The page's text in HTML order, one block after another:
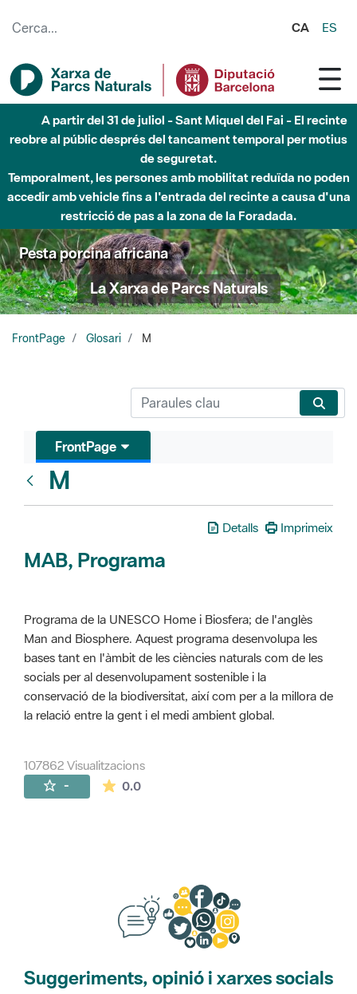
CA ES
A partir del 31 de juliol - Sant Miquel del Fai - El recinte
reobre al públic després del tancament temporal per motius
de seguretat.
Temporalment, les persones amb mobilitat reduïda no poden
accedir amb vehicle fins a l'entrada del recinte a causa d'una
restricció de pas a la zona de la Foradada.
Pesta porcina africana
La Xarxa de Parcs Naturals
FrontPage Glosari M
FrontPage
M
Detalls Imprimeix
MAB, Programa
Programa de la UNESCO Home i Biosfera; de l'anglès
Man and Biosphere. Aquest programa desenvolupa les
bases tant en l'àmbit de les ciències naturals com de les
socials per al desenvolupament sostenible i la
conservació de la biodiversitat, així com per a la millora de
la relació entre la gent i el medi ambient global.
107862 Visualitzacions
- 0.0La mitjana de les valoracions és de 0
Suggeriments, opinió i xarxes socials